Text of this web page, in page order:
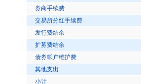
券商手续费
交易所分红手续费
发行费结余
扩募费结余
债券帐户维护费
其他支出
小计